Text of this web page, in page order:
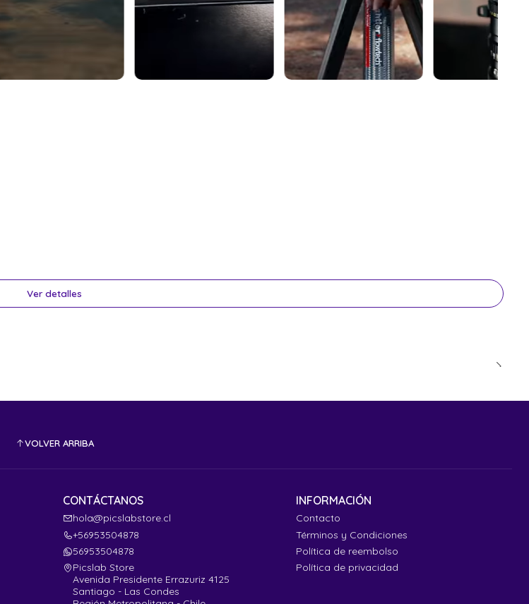
Ver detalles
VOLVER ARRIBA
CONTÁCTANOS
hola@picslabstore.cl
+56953504878
56953504878
Picslab Store
Avenida Presidente Errazuriz 4125
Santiago - Las Condes
INFORMACIÓN
Contacto
Términos y Condiciones
Política de reembolso
Política de privacidad